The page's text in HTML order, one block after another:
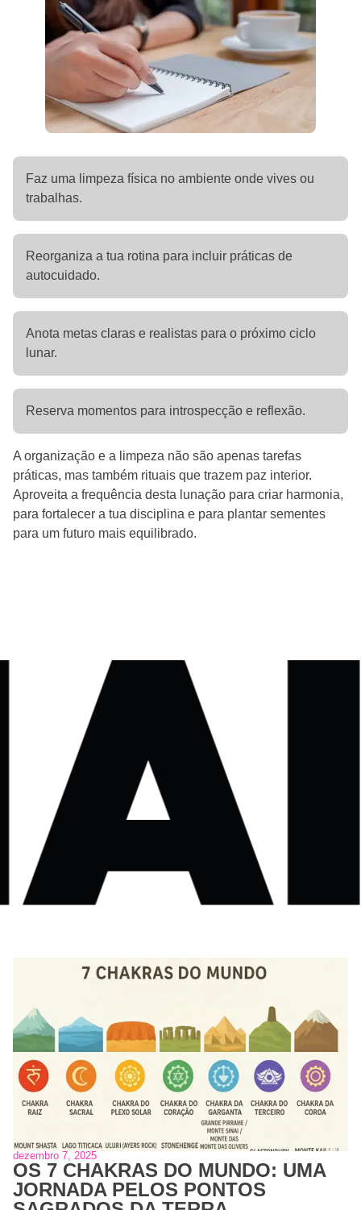
Faz uma limpeza física no ambiente onde vives ou
trabalhas.
Reorganiza a tua rotina para incluir práticas de
autocuidado.
Anota metas claras e realistas para o próximo ciclo
lunar.
Reserva momentos para introspecção e reflexão.
A organização e a limpeza não são apenas tarefas
práticas, mas também rituais que trazem paz interior.
Aproveita a frequência desta lunação para criar harmonia,
para fortalecer a tua disciplina e para plantar sementes
para um futuro mais equilibrado.
dezembro 7, 2025
OS 7 CHAKRAS DO MUNDO: UMA
JORNADA PELOS PONTOS